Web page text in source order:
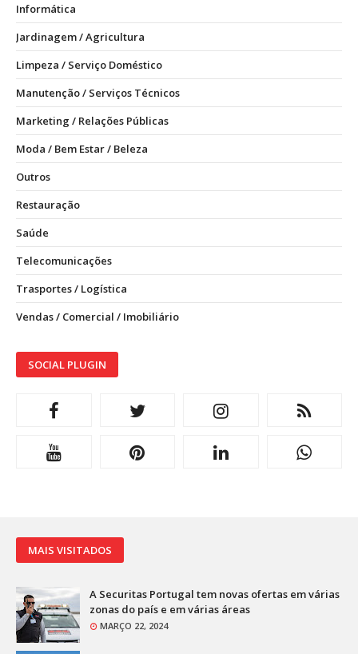
Informática
Jardinagem / Agricultura
Limpeza / Serviço Doméstico
Manutenção / Serviços Técnicos
Marketing / Relações Públicas
Moda / Bem Estar / Beleza
Outros
Restauração
Saúde
Telecomunicações
Trasportes / Logística
Vendas / Comercial / Imobiliário
SOCIAL PLUGIN
MAIS VISITADOS
A Securitas Portugal tem novas ofertas em várias
zonas do país e em várias áreas
MARÇO 22, 2024